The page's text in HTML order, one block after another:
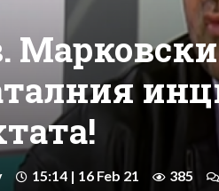
Марковски
15:14 | 16 Feb 21 385